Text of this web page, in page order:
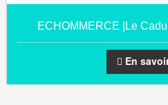
ECHOMMERCE |Le
En